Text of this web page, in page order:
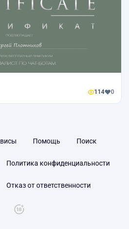
114 0
Помощь Поиск
Политика конфиденциальности
Отказ от ответственности